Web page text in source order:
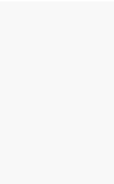
välilehdessä